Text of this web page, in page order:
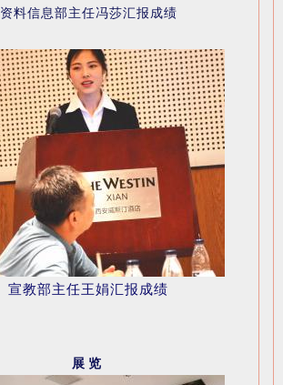
资料信息部主任冯莎汇报成绩
宣教部主任王娟汇报成绩
展览